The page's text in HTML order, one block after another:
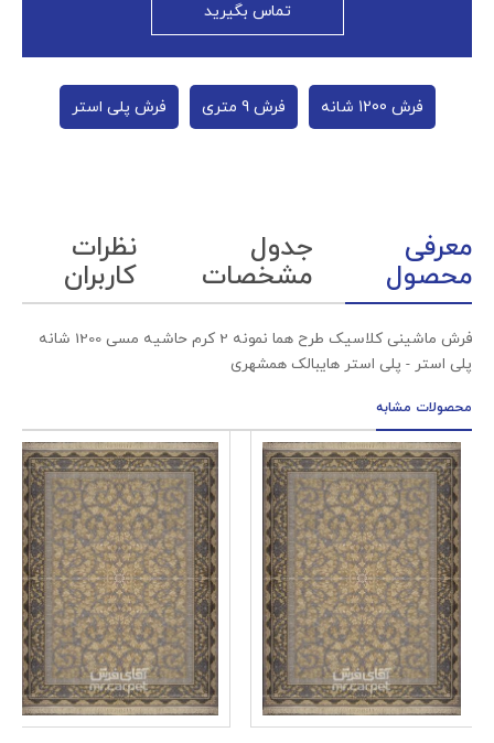
تماس بگیرید
فرش 1200 شانه فرش 9 متری فرش پلی استر
معرفی
محصول
جدول
مشخصات
نظرات
کاربران
فرش ماشینی کلاسیک طرح هما نمونه 2 کرم حاشیه مسی 1200 شانه
پلی استر - پلی استر هایبالک همشهری
محصولات مشابه